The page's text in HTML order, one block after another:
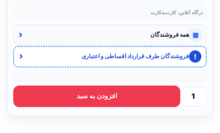
درگاه آنلاین، کارت‌به‌کارت
▦ همه فروشندگان ‹
! فروشندگان طرف قرارداد اقساطی و اعتباری ‹
افزودن به سبد